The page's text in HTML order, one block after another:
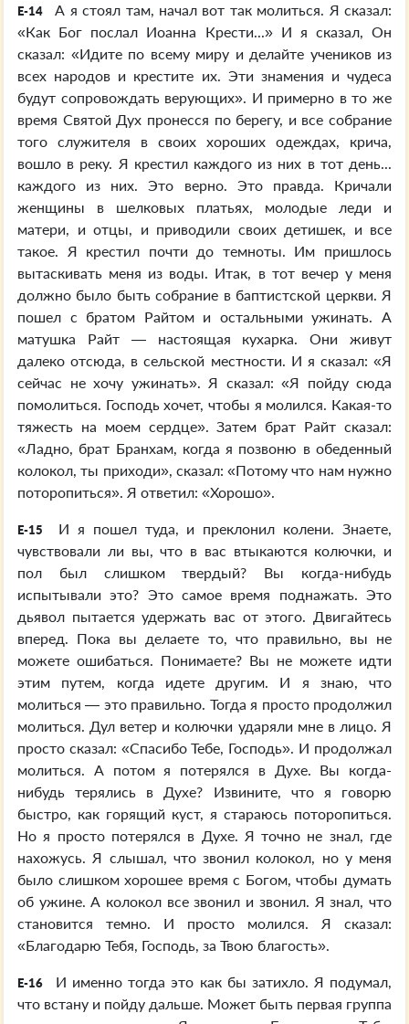
E-14
А я стоял там, начал вот так молиться. Я сказал:
«Как Бог послал Иоанна Крести...» И я сказал, Он
сказал: «Идите по всему миру и делайте учеников из
всех народов и крестите их. Эти знамения и чудеса
будут сопровождать верующих». И примерно в то же
время Святой Дух пронесся по берегу, и все собрание
того служителя в своих хороших одеждах, крича,
вошло в реку. Я крестил каждого из них в тот день...
каждого из них. Это верно. Это правда. Кричали
женщины в шелковых платьях, молодые леди и
матери, и отцы, и приводили своих детишек, и все
такое. Я крестил почти до темноты. Им пришлось
вытаскивать меня из воды. Итак, в тот вечер у меня
должно было быть собрание в баптистской церкви. Я
пошел с братом Райтом и остальными ужинать. А
матушка Райт — настоящая кухарка. Они живут
далеко отсюда, в сельской местности. И я сказал: «Я
сейчас не хочу ужинать». Я сказал: «Я пойду сюда
помолиться. Господь хочет, чтобы я молился. Какая-то
тяжесть на моем сердце». Затем брат Райт сказал:
«Ладно, брат Бранхам, когда я позвоню в обеденный
колокол, ты приходи», сказал: «Потому что нам нужно
поторопиться». Я ответил: «Хорошо».
E-15
И я пошел туда, и преклонил колени. Знаете,
чувствовали ли вы, что в вас втыкаются колючки, и
пол был слишком твердый? Вы когда-нибудь
испытывали это? Это самое время поднажать. Это
дьявол пытается удержать вас от этого. Двигайтесь
вперед. Пока вы делаете то, что правильно, вы не
можете ошибаться. Понимаете? Вы не можете идти
этим путем, когда идете другим. И я знаю, что
молиться — это правильно. Тогда я просто продолжил
молиться. Дул ветер и колючки ударяли мне в лицо. Я
просто сказал: «Спасибо Тебе, Господь». И продолжал
молиться. А потом я потерялся в Духе. Вы когда-
нибудь терялись в Духе? Извините, что я говорю
быстро, как горящий куст, я стараюсь поторопиться.
Но я просто потерялся в Духе. Я точно не знал, где
нахожусь. Я слышал, что звонил колокол, но у меня
было слишком хорошее время с Богом, чтобы думать
об ужине. А колокол все звонил и звонил. Я знал, что
становится темно. И просто молился. Я сказал:
«Благодарю Тебя, Господь, за Твою благость».
E-16
И именно тогда это как бы затихло. Я подумал,
что встану и пойду дальше. Может быть первая группа